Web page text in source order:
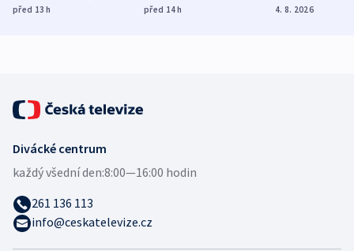
dohodu o
před 13h
Bojovali na straně
před 14h
nekalé
4. 8. 2026
Divácké centrum
každý všední den:8:00—16:00 hodin
261 136 113
info@ceskatelevize.cz